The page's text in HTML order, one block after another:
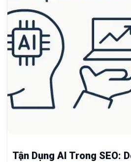
Tận Dụng AI Trong SEO: